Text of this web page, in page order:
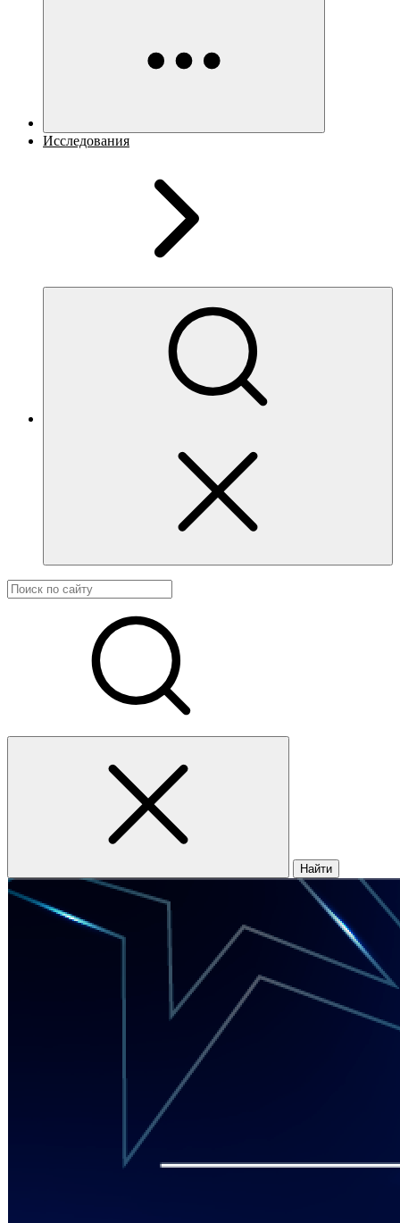
Исследования
Найти